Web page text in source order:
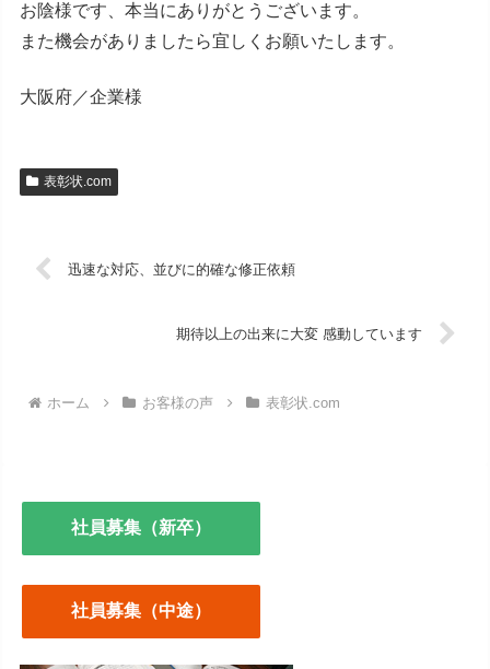
お陰様です、本当にありがとうございます。
また機会がありましたら宜しくお願いたします。
大阪府／企業様
表彰状.com
迅速な対応、並びに的確な修正依頼
期待以上の出来に大変 感動しています
ホーム お客様の声 表彰状.com
社員募集（新卒）
社員募集（中途）